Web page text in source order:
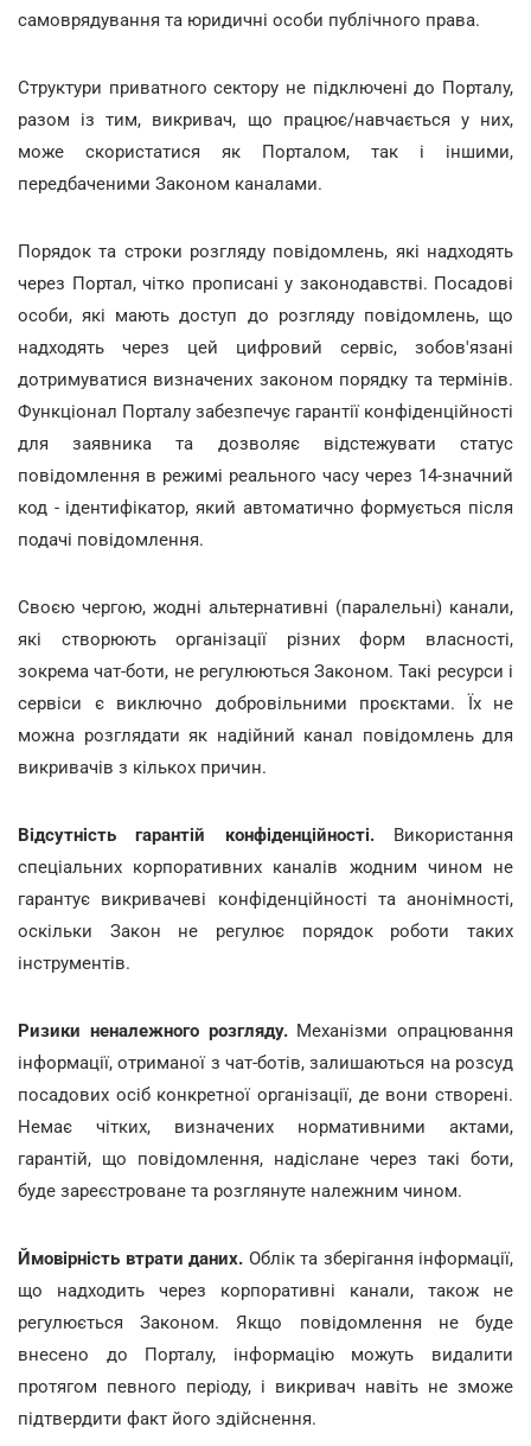
самоврядування та юридичні особи публічного права.
Структури приватного сектору не підключені до Порталу,
разом із тим, викривач, що працює/навчається у них,
може скористатися як Порталом, так і іншими,
передбаченими Законом каналами.
Порядок та строки розгляду повідомлень, які надходять
через Портал, чітко прописані у законодавстві. Посадові
особи, які мають доступ до розгляду повідомлень, що
надходять через цей цифровий сервіс, зобов'язані
дотримуватися визначених законом порядку та термінів.
Функціонал Порталу забезпечує гарантії конфіденційності
для заявника та дозволяє відстежувати статус
повідомлення в режимі реального часу через 14-значний
код - ідентифікатор, який автоматично формується після
подачі повідомлення.
Своєю чергою, жодні альтернативні (паралельні) канали,
які створюють організації різних форм власності,
зокрема чат-боти, не регулюються Законом. Такі ресурси і
сервіси є виключно добровільними проєктами. Їх не
можна розглядати як надійний канал повідомлень для
викривачів з кількох причин.
Відсутність гарантій конфіденційності.Використання
спеціальних корпоративних каналів жодним чином не
гарантує викривачеві конфіденційності та анонімності,
оскільки Закон не регулює порядок роботи таких
інструментів.
Ризики неналежного розгляду.Механізми опрацювання
інформації, отриманої з чат-ботів, залишаються на розсуд
посадових осіб конкретної організації, де вони створені.
Немає чітких, визначених нормативними актами,
гарантій, що повідомлення, надіслане через такі боти,
буде зареєстроване та розглянуте належним чином.
Ймовірність втрати даних. Облік та зберігання інформації,
що надходить через корпоративні канали, також не
регулюється Законом. Якщо повідомлення не буде
внесено до Порталу, інформацію можуть видалити
протягом певного періоду, і викривач навіть не зможе
підтвердити факт його здійснення.